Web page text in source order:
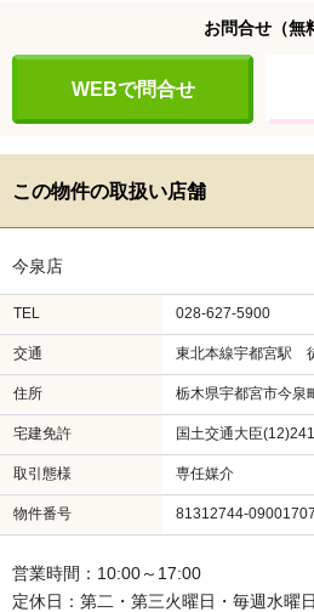
お問合せ （無
WEBで問合せ
この物件の取扱い店舗
今泉店
TEL 028-627-5900
交通 東北本線宇都宮駅
住所 栃木県宇都宮市今泉
宅建免許 国土交通大臣
取引態様 専任媒介
物件番号 81312744-09001707
営業時間：10:00～17:00
定休日：第二・第三火曜日・毎週水曜日